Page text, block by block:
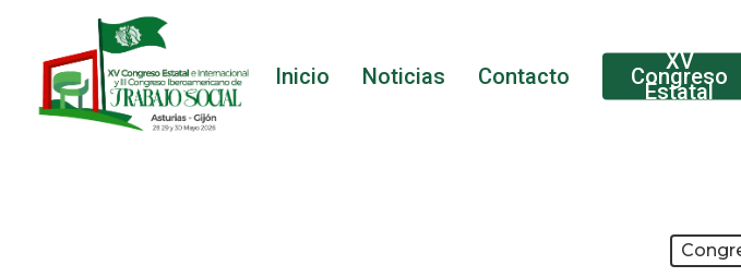
content
Inicio Noticias Contacto
XV
Congreso
Estatal